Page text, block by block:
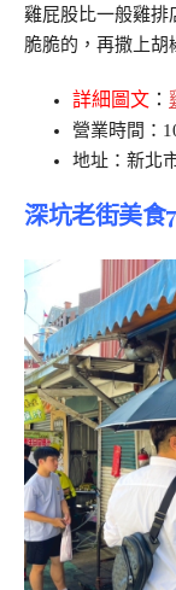
雞屁股比一般雞排
脆脆的，再撒上胡
詳細圖文 ：
營業時間：
地址：新北
深坑老街美食